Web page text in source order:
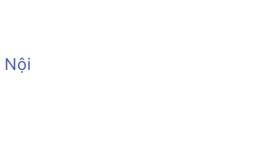
Nội